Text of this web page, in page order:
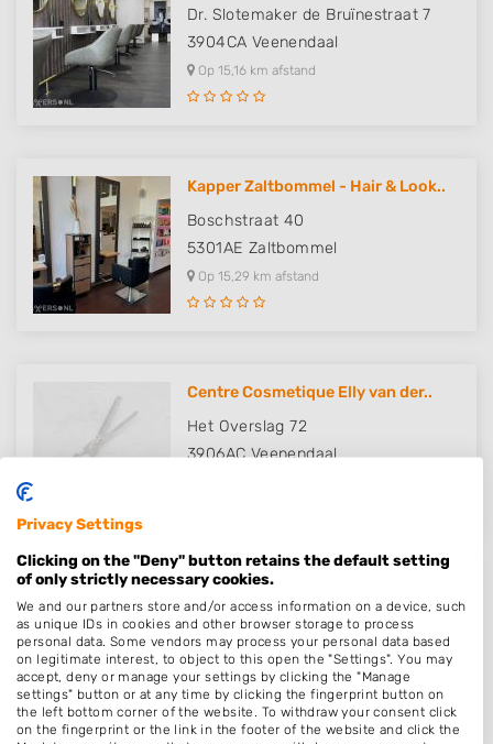
Dr. Slotemaker de Bruïnestraat 7
3904CA Veenendaal
Op 15,16 km afstand
Kapper Zaltbommel - Hair & Look..
Boschstraat 40
5301AE Zaltbommel
Op 15,29 km afstand
Centre Cosmetique Elly van der..
Het Overslag 72
3906AC Veenendaal
Kapsalon Lisette
Zandstraat 60
3905ED Veenendaal
Op 16,57 km afstand
Privacy Settings
Clicking on the "Deny" button retains the default setting
of only strictly necessary cookies.
We and our partners store and/or access information on a device, such
as unique IDs in cookies and other browser storage to process
personal data. Some vendors may process your personal data based
on legitimate interest, to object to this open the "Settings". You may
accept, deny or manage your settings by clicking the "Manage
settings" button or at any time by clicking the fingerprint button on
the left bottom corner of the website. To withdraw your consent click
on the fingerprint or the link in the footer of the website and click the